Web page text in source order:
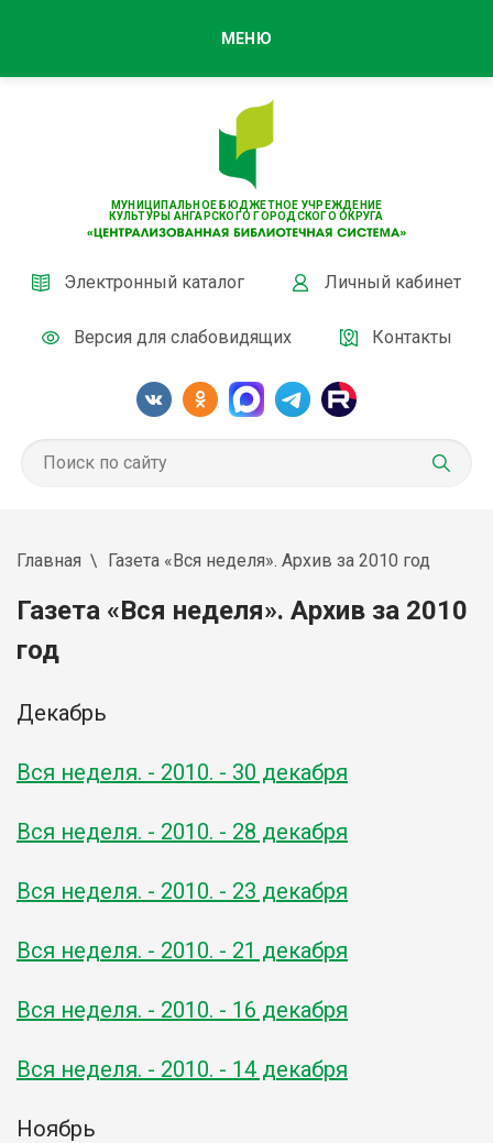
МУНИЦИПАЛЬНОЕ БЮДЖЕТНОЕ УЧРЕЖДЕНИЕ
КУЛЬТУРЫ АНГАРСКОГО ГОРОДСКОГО ОКРУГА
Электронный каталог Личный кабинет
Версия для слабовидящих Контакты
МЕНЮ
Главная Газета «Вся неделя». Архив за 2010 год
Газета «Вся неделя». Архив за 2010
год
Декабрь
Вся неделя. - 2010. - 30 декабря
Вся неделя. - 2010. - 28 декабря
Вся неделя. - 2010. - 23 декабря
Вся неделя. - 2010. - 21 декабря
Вся неделя. - 2010. - 16 декабря
Вся неделя. - 2010. - 14 декабря
Ноябрь